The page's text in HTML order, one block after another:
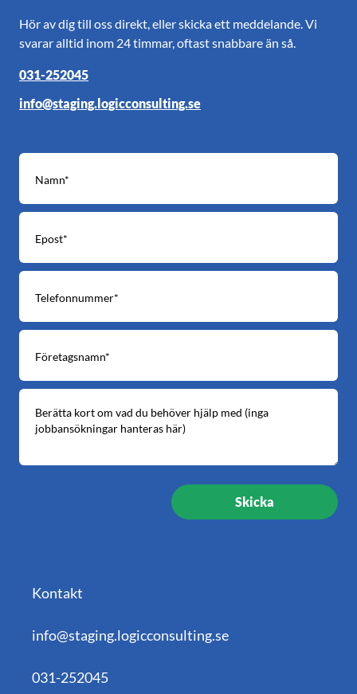
Hör av dig till oss direkt, eller skicka ett meddelande. Vi
svarar alltid inom 24 timmar, oftast snabbare än så.
031-252045
info@staging.logicconsulting.se
Kontakt
info@staging.logicconsulting.se
031-252045